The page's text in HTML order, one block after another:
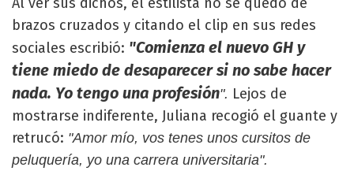
brazos cruzados y citando el clip en sus redes
sociales escribió: "Comienza el nuevo GH y
tiene miedo de desaparecer si no sabe hacer
nada. Yo tengo una profesión". Lejos de
mostrarse indiferente, Juliana recogió el guante y
retrucó: "Amor mío, vos tenes unos cursitos de
peluquería, yo una carrera universitaria".